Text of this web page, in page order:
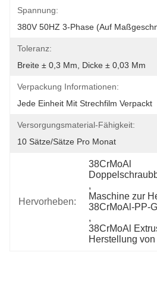
Spannung:
380V 50HZ 3-Phase (auf
Toleranz:
Breite ± 0,3 Mm, Dicke ± 0,03 Mm
Verpackung Informationen:
Jede Einheit Mit Strechfilm Verpackt
Versorgungsmaterial-Fähigkeit:
10 Sätze/Sätze Pro Monat
Hervorheben:
38CrMoAl
,
Maschine zur
38CrMoAl-PP-
,
38CrMoAl
Herstellung